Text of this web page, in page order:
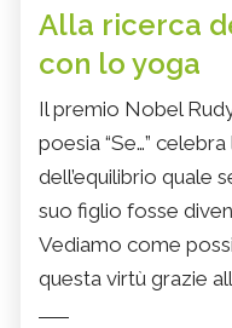
Alla ricerca
con lo yoga
Il premio Nobel
poesia “Se…”
dell’equilibrio quale
suo figlio fosse
Vediamo come
questa virtù grazie